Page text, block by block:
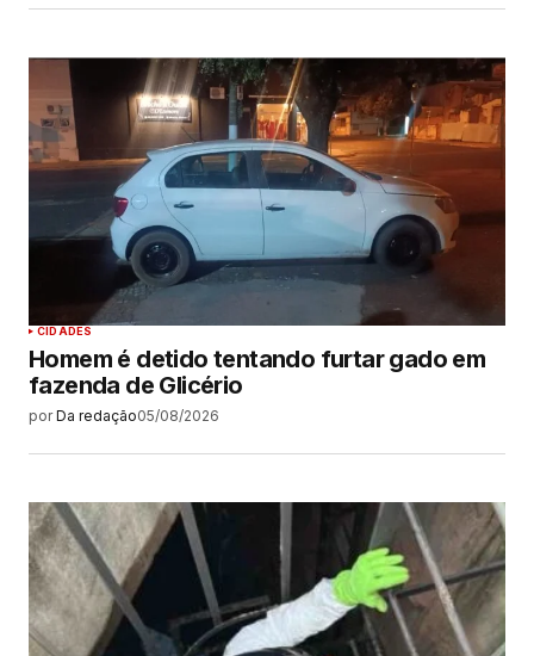
CIDADES
Homem é detido tentando furtar gado em
fazenda de Glicério
por Da redação05/08/2026